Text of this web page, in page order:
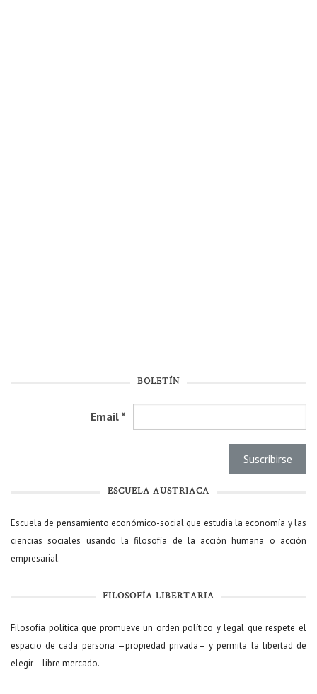
BOLETÍN
Email *
ESCUELA AUSTRIACA
Escuela de pensamiento económico-social que estudia la economía y las
ciencias sociales usando la filosofía de la acción humana o acción
empresarial.
FILOSOFÍA LIBERTARIA
Filosofía política que promueve un orden político y legal que respete el
espacio de cada persona —propiedad privada— y permita la libertad de
elegir —libre mercado.